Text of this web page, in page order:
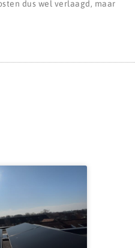
dus wel verlaagd, maar